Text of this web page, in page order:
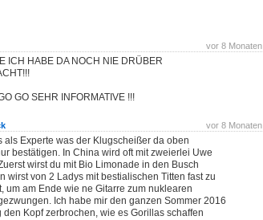
vor 8 Monaten
ICH HABE DA NOCH NIE DRÜBER
GO SEHR INFORMATIVE !!!
vor 8 Monaten
als Experte was der Klugscheißer da oben
bestätigen. In China wird oft mit zweierlei Uwe
wirst du mit Bio Limonade in den Busch
wirst von 2 Ladys mit bestialischen Titten fast zu
um am Ende wie ne Gitarre zum nuklearen
Ich habe mir den ganzen Sommer 2016
den Kopf zerbrochen, wie es Gorillas schaffen